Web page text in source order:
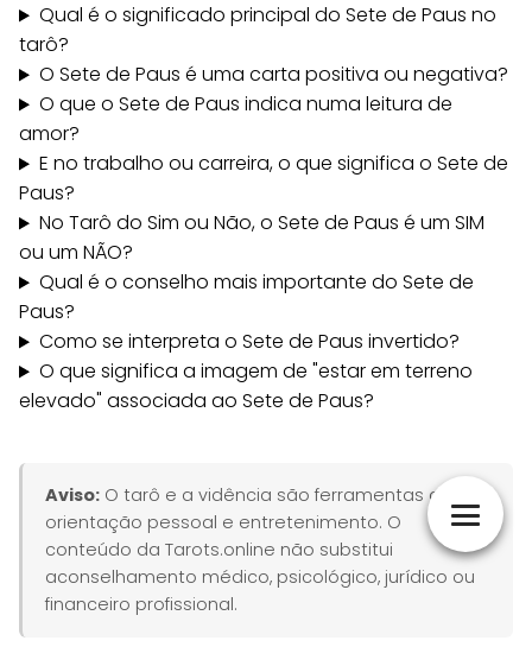
Qual é o significado principal do Sete de Paus no
tarô?
O Sete de Paus é uma carta positiva ou negativa?
O que o Sete de Paus indica numa leitura de
amor?
E no trabalho ou carreira, o que significa o Sete de
Paus?
No Tarô do Sim ou Não, o Sete de Paus é um SIM
ou um NÃO?
Qual é o conselho mais importante do Sete de
Paus?
Como se interpreta o Sete de Paus invertido?
O que significa a imagem de "estar em terreno
elevado" associada ao Sete de Paus?
Aviso: O tarô e a vidência são ferramentas de
orientação pessoal e entretenimento. O
conteúdo da Tarots.online não substitui
aconselhamento médico, psicológico, jurídico ou
financeiro profissional.